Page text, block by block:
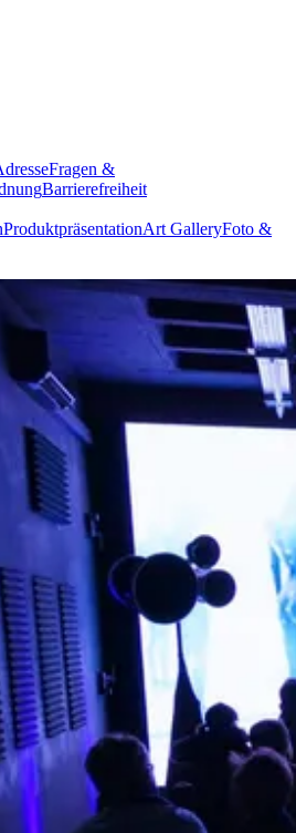
Fragen &
Barrierefreiheit
ProduktpräsentationArt GalleryFoto &